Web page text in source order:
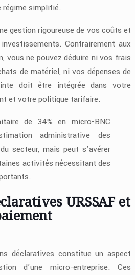
régime simplifié.
gestion rigoureuse de vos coûts et
Contrairement aux
vous ne pouvez déduire ni vos frais
de matériel, ni vos dépenses de
doit être intégrée dans votre
et votre politique tarifaire.
de 34% en micro-BNC
administrative des
secteur, mais peut s’avérer
activités nécessitant des
URSSAF et
déclaratives constitue un aspect
d’une micro-entreprise. Ces